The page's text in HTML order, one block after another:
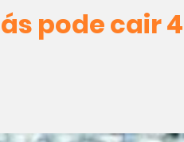
pode cair